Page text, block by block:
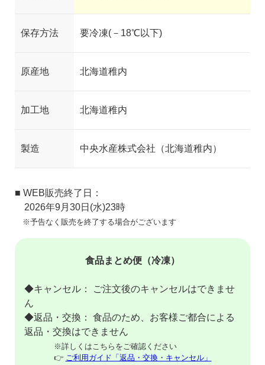
保存方法 要冷凍(－18℃以下)
原産地 北海道稚内
加工地 北海道稚内
製造 中央水産株式会社（北海道稚内）
■ WEB販売終了日：
2026年9月30日(水)23時
※予告なく販売を終了する場合がございます
食品まとめ便（冷凍）
◆キャンセル： ご注文後のキャンセルはできませ
ん
◆返品・交換： 食品のため、お客様ご都合による
返品・交換はできません
※詳しくはこちらをご確認ください
👉 ご利用ガイド「返品・交換・キャンセル」